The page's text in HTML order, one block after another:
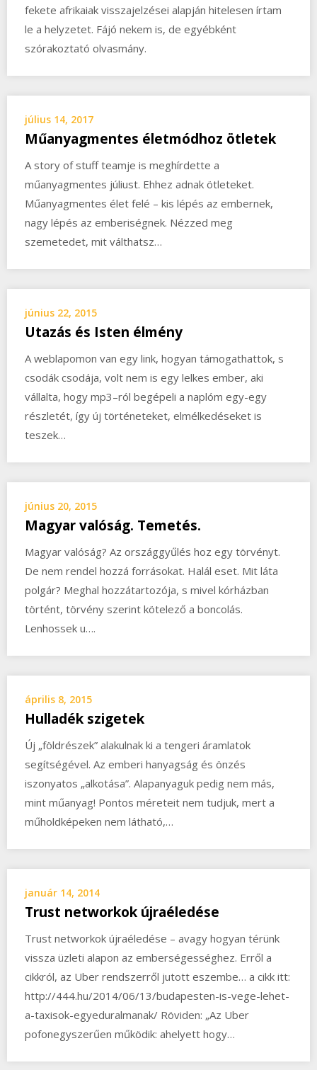
fekete afrikaiak visszajelzései alapján hitelesen írtam
le a helyzetet. Fájó nekem is, de egyébként
szórakoztató olvasmány.
július 14, 2017
Műanyagmentes életmódhoz ötletek
A story of stuff teamje is meghírdette a
műanyagmentes júliust. Ehhez adnak ötleteket.
Műanyagmentes élet felé – kis lépés az embernek,
nagy lépés az emberiségnek. Nézzed meg
szemetedet, mit válthatsz…
június 22, 2015
Utazás és Isten élmény
A weblapomon van egy link, hogyan támogathattok, s
csodák csodája, volt nem is egy lelkes ember, aki
vállalta, hogy mp3–ról begépeli a naplóm egy-egy
részletét, így új történeteket, elmélkedéseket is
teszek…
június 20, 2015
Magyar valóság. Temetés.
Magyar valóság? Az országgyűlés hoz egy törvényt.
De nem rendel hozzá forrásokat. Halál eset. Mit láta
polgár? Meghal hozzátartozója, s mivel kórházban
történt, törvény szerint kötelező a boncolás.
Lenhossek u….
április 8, 2015
Hulladék szigetek
Új „földrészek” alakulnak ki a tengeri áramlatok
segítségével. Az emberi hanyagság és önzés
iszonyatos „alkotása”. Alapanyaguk pedig nem más,
mint műanyag! Pontos méreteit nem tudjuk, mert a
műholdképeken nem látható,…
január 14, 2014
Trust networkok újraéledése
Trust networkok újraéledése – avagy hogyan térünk
vissza üzleti alapon az emberségességhez. Erről a
cikkról, az Uber rendszerről jutott eszembe… a cikk itt:
http://444.hu/2014/06/13/budapesten-is-vege-lehet-
a-taxisok-egyeduralmanak/ Röviden: „Az Uber
pofonegyszerűen működik: ahelyett hogy…